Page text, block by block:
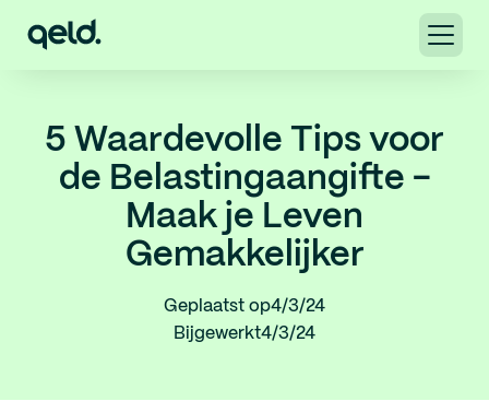
5 Waardevolle Tips voor
de Belastingaangifte -
Maak je Leven
Gemakkelijker‍
Geplaatst op4/3/24
Bijgewerkt4/3/24